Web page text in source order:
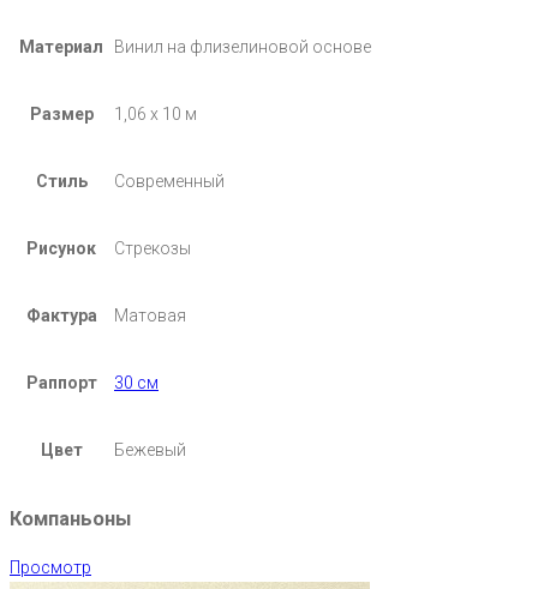
Материал Винил на флизелиновой основе
Размер 1,06 х 10 м
Стиль Современный
Рисунок Стрекозы
Фактура Матовая
Раппорт 30 см
Цвет Бежевый
Компаньоны
Просмотр